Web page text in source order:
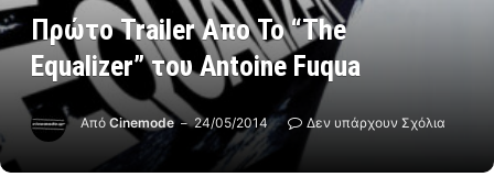
Πρώτο Trailer Απο Το “The
Equalizer” του Antoine Fuqua
Από Cinemode 24/05/2014 Δεν υπάρχουν Σχόλια